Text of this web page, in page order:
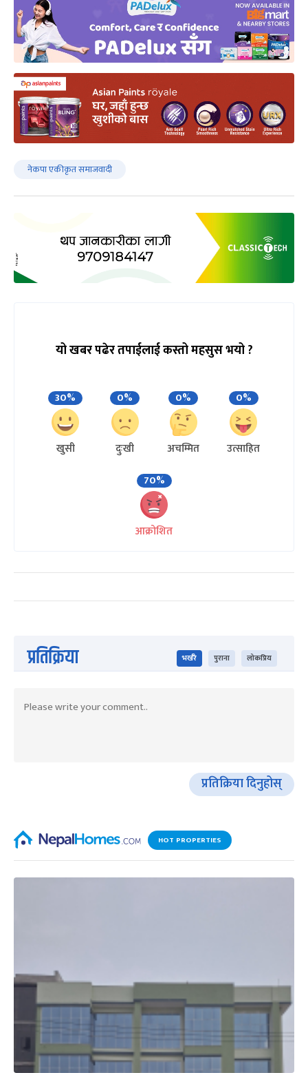
नेकपा एकीकृत समाजवादी
यो खबर पढेर तपाईलाई कस्तो महसुस भयो ?
30%
खुसी
0%
दुःखी
0%
अचम्मित
0%
उत्साहित
70%
आक्रोशित
प्रतिक्रिया भर्खरै पुराना लोकप्रिय
प्रतिक्रिया दिनुहोस्
HOT PROPERTIES